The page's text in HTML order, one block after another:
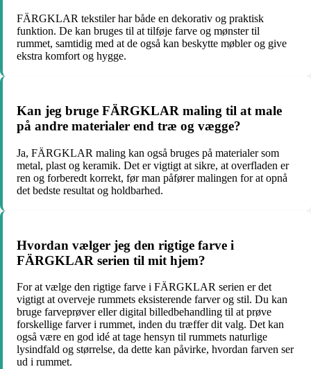
FÄRGKLAR tekstiler har både en dekorativ og praktisk
funktion. De kan bruges til at tilføje farve og mønster til
rummet, samtidig med at de også kan beskytte møbler og give
ekstra komfort og hygge.
Kan jeg bruge FÄRGKLAR maling til at male
på andre materialer end træ og vægge?
Ja, FÄRGKLAR maling kan også bruges på materialer som
metal, plast og keramik. Det er vigtigt at sikre, at overfladen er
ren og forberedt korrekt, før man påfører malingen for at opnå
det bedste resultat og holdbarhed.
Hvordan vælger jeg den rigtige farve i
FÄRGKLAR serien til mit hjem?
For at vælge den rigtige farve i FÄRGKLAR serien er det
vigtigt at overveje rummets eksisterende farver og stil. Du kan
bruge farveprøver eller digital billedbehandling til at prøve
forskellige farver i rummet, inden du træffer dit valg. Det kan
også være en god idé at tage hensyn til rummets naturlige
lysindfald og størrelse, da dette kan påvirke, hvordan farven ser
ud i rummet.